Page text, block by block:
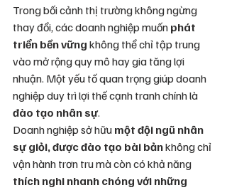
Trong bối cảnh thị trường không ngừng
thay đổi, các doanh nghiệp muốn phát
triển bền vững không thể chỉ tập trung
vào mở rộng quy mô hay gia tăng lợi
nhuận. Một yếu tố quan trọng giúp doanh
nghiệp duy trì lợi thế cạnh tranh chính là
đào tạo nhân sự.
Doanh nghiệp sở hữu một đội ngũ nhân
sự giỏi, được đào tạo bài bản không chỉ
vận hành trơn tru mà còn có khả năng
thích nghi nhanh chóng với những